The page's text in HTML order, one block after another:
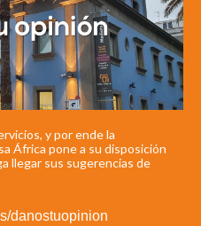
y por ende la
África pone a su disposición
llegar sus sugerencias de
danostuopinion